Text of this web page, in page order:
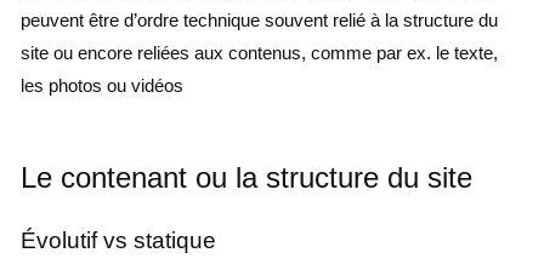
peuvent être d’ordre technique souvent relié à la structure du
site ou encore reliées aux contenus, comme par ex. le texte,
les photos ou vidéos
Le contenant ou la structure du site
Évolutif vs statique